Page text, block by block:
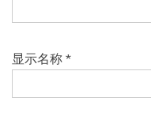
显示名称 *